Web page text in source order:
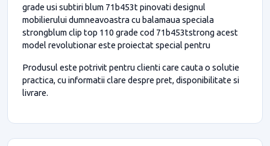
grade usi subtiri blum 71b453t pinovati designul
mobilierului dumneavoastra cu balamaua speciala
strongblum clip top 110 grade cod 71b453tstrong acest
model revolutionar este proiectat special pentru
Produsul este potrivit pentru clienti care cauta o solutie
practica, cu informatii clare despre pret, disponibilitate si
livrare.